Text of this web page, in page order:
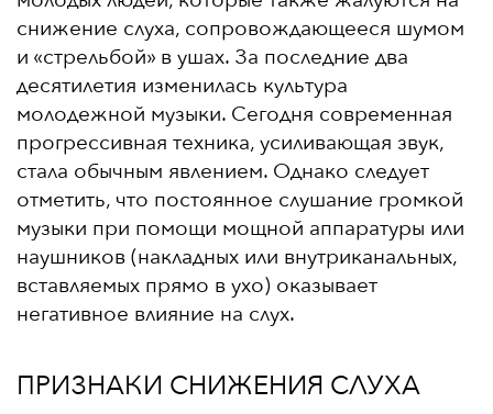
снижение слуха, сопровождающееся шумом
и «стрельбой» в ушах. За последние два
десятилетия изменилась культура
молодежной музыки. Сегодня современная
прогрессивная техника, усиливающая звук,
стала обычным явлением. Однако следует
отметить, что постоянное слушание громкой
музыки при помощи мощной аппаратуры или
наушников (накладных или внутриканальных,
вставляемых прямо в ухо) оказывает
негативное влияние на слух.
ПРИЗНАКИ СНИЖЕНИЯ СЛУХА